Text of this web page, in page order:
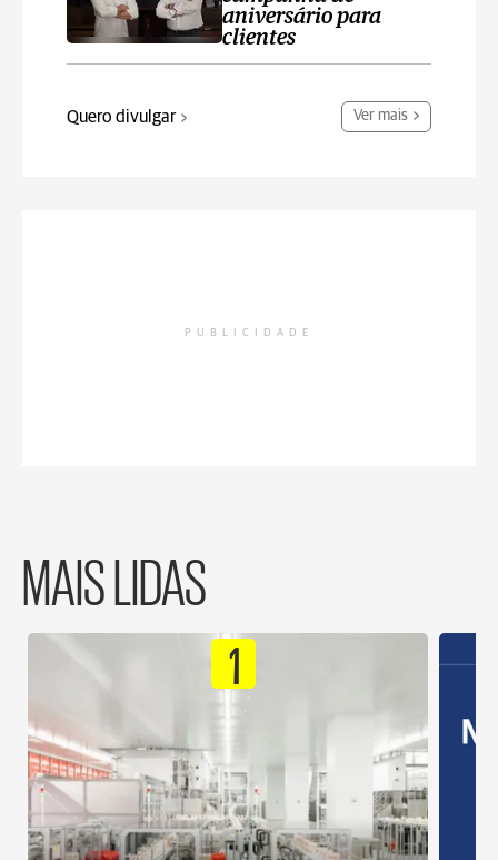
aniversário para
clientes
Quero divulgar Ver mais
PUBLICIDADE
MAIS LIDAS
1